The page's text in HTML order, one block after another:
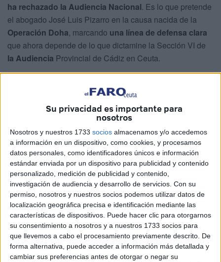
Su privacidad es importante para
nosotros
Nosotros y nuestros 1733 socios almacenamos y/o accedemos
a información en un dispositivo, como cookies, y procesamos
datos personales, como identificadores únicos e información
estándar enviada por un dispositivo para publicidad y contenido
personalizado, medición de publicidad y contenido,
investigación de audiencia y desarrollo de servicios. Con su
permiso, nosotros y nuestros socios podemos utilizar datos de
localización geográfica precisa e identificación mediante las
características de dispositivos. Puede hacer clic para otorgarnos
su consentimiento a nosotros y a nuestros 1733 socios para
que llevemos a cabo el procesamiento previamente descrito. De
forma alternativa, puede acceder a información más detallada y
cambiar sus preferencias antes de otorgar o negar su
ha rechazado la Audiencia Nacional. Es lo que pretende
el abogado José Luis Pizarro en la causa nacida de la
Operación Doha, marcando una línea de defensa clara
que ahora depende de lo que dictamine la Sección VI de
la Audiencia Provincial de Cádiz en Ceuta.
este letrado contra las resoluciones del Juzgado de
Instrucción número 4,contrarias a que se tome
declaración al jefe de la UDYCO y a la capitana
responsable del Servicio de Información de la Guardia
Civil, artífices del atestado que dio pie a esa operación,
que tuvo que ser explotada tras la aprehensión de hachís
oculto en un garaje próximo a las naves del Tarajal y que
llevó a prisión preventiva a los integrantes del llamado
clan de los franceses.
Una ruta de recursos y resoluciones
desde mayo hasta septiembre